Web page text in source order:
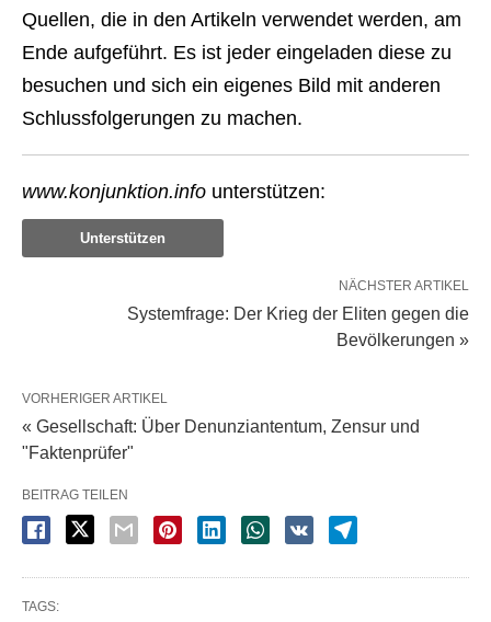
Quellen, die in den Artikeln verwendet werden, am
Ende aufgeführt. Es ist jeder eingeladen diese zu
besuchen und sich ein eigenes Bild mit anderen
Schlussfolgerungen zu machen.
www.konjunktion.info unterstützen:
Unterstützen
NÄCHSTER ARTIKEL
Systemfrage: Der Krieg der Eliten gegen die
Bevölkerungen »
VORHERIGER ARTIKEL
« Gesellschaft: Über Denunziantentum, Zensur und
"Faktenprüfer"
BEITRAG TEILEN
TAGS: